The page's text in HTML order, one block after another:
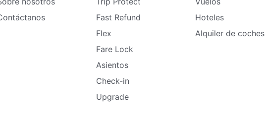
Fast Refund
Flex
Fare Lock
Asientos
Check-in
Upgrade
Hoteles
Alquiler de coches